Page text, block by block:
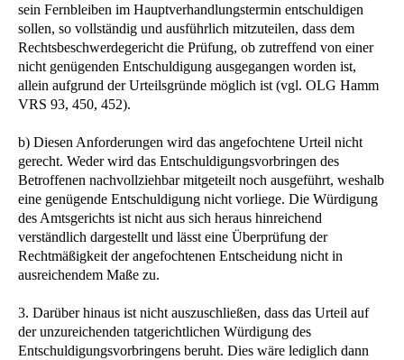
sein Fernbleiben im Hauptverhandlungstermin entschuldigen
sollen, so vollständig und ausführlich mitzuteilen, dass dem
Rechtsbeschwerdegericht die Prüfung, ob zutreffend von einer
nicht genügenden Entschuldigung ausgegangen worden ist,
allein aufgrund der Urteilsgründe möglich ist (vgl. OLG Hamm
VRS 93, 450, 452).
b) Diesen Anforderungen wird das angefochtene Urteil nicht
gerecht. Weder wird das Entschuldigungsvorbringen des
Betroffenen nachvollziehbar mitgeteilt noch ausgeführt, weshalb
eine genügende Entschuldigung nicht vorliege. Die Würdigung
des Amtsgerichts ist nicht aus sich heraus hinreichend
verständlich dargestellt und lässt eine Überprüfung der
Rechtmäßigkeit der angefochtenen Entscheidung nicht in
ausreichendem Maße zu.
3. Darüber hinaus ist nicht auszuschließen, dass das Urteil auf
der unzureichenden tatgerichtlichen Würdigung des
Entschuldigungsvorbringens beruht. Dies wäre lediglich dann